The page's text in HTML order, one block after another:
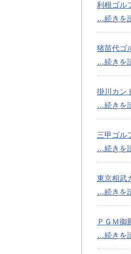
利根ゴル
…続きを
猪苗代ゴ
…続きを
掛川カン
…続きを
三甲ゴル
…続きを
東京相武
…続きを
ＰＧＭ御
…続きを